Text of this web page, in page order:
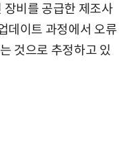
장비를 공급한 제조사
데이트 과정에서 오류
것으로 추정하고 있